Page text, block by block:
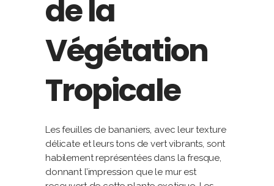
de la
Végétation
Tropicale
Les feuilles de bananiers, avec leur texture
délicate et leurs tons de vert vibrants, sont
habilement représentées dans la fresque,
donnant l’impression que le mur est